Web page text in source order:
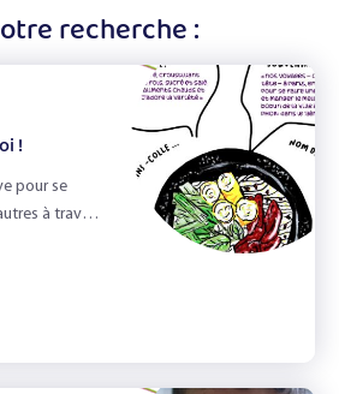
En accueil de loisirs
Recettes
Jeux
recherche :
!
pour se
à travers